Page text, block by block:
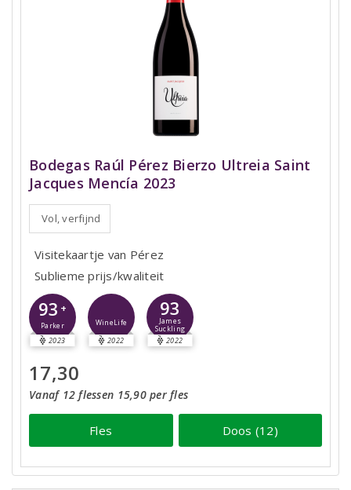
Bodegas Raúl Pérez Bierzo Ultreia Saint
Jacques Mencía 2023
Vol, verfijnd
Visitekaartje van Pérez
Sublieme prijs/kwaliteit
93 +
Parker
2023
WineLife
2022
93
James
Suckling
2022
17,30
Vanaf 12 flessen 15,90 per fles
Fles Doos (12)